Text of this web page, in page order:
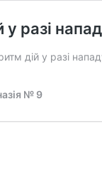
у разі
дій у разі
№ 9